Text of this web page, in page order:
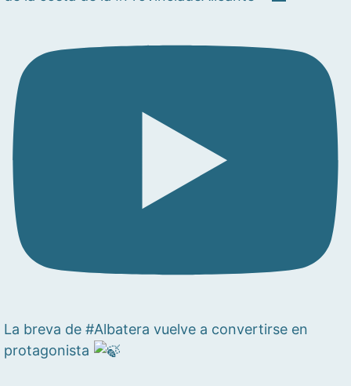
La breva de #Albatera vuelve a convertirse en
protagonista